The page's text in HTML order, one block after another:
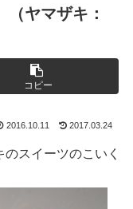
ヤマザキ：
コピー
2016.10.11 2017.03.24
スイーツのこいく